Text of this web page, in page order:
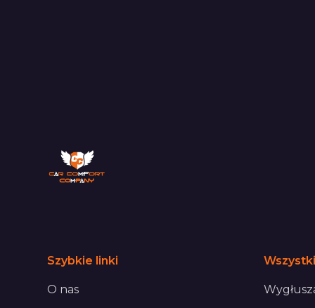
Szybkie linki
O nas